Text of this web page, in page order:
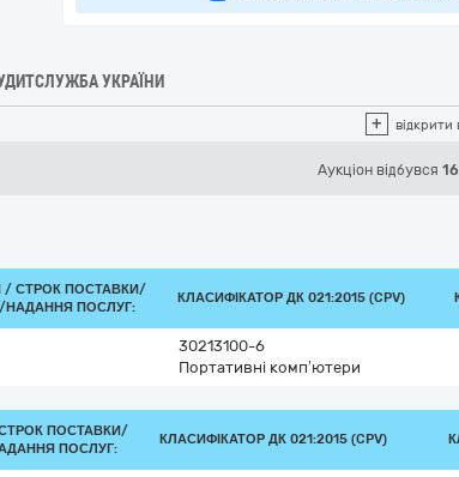
УКРАЇНИ
+ відкрити
Аукціон відбувся
/ СТРОК ПОСТАВКИ/
НАДАННЯ ПОСЛУГ:
КЛАСИФІКАТОР ДК 021:2015 (CPV)
30213100-6
Портативні комп’ютери
ПОСТАВКИ/
ПОСЛУГ:
КЛАСИФІКАТОР ДК 021:2015 (CPV)